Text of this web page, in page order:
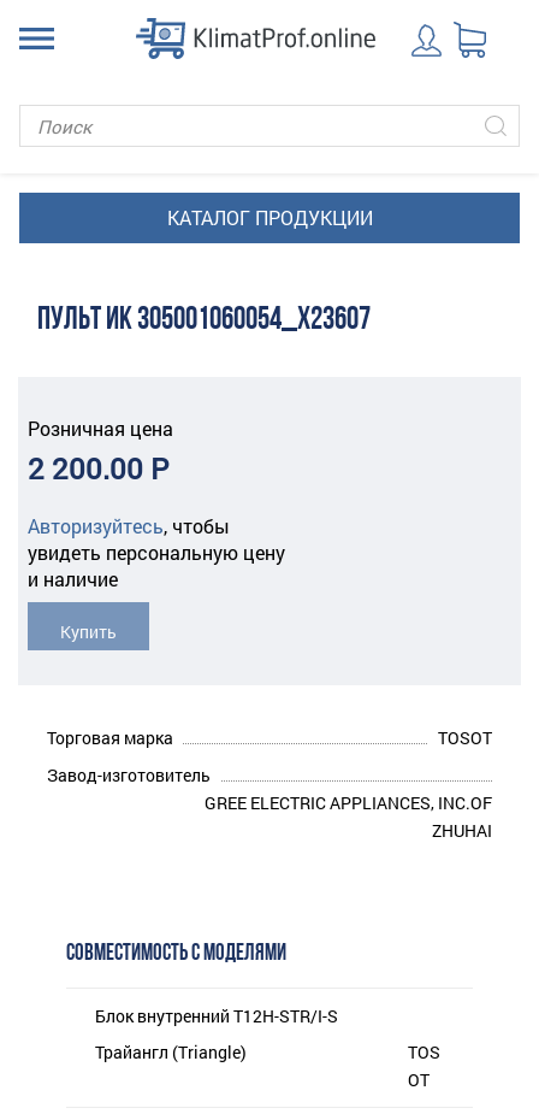
ПУЛЬТ ИК 305001060054_X23607
Розничная цена
2 200.00 Р
Авторизуйтесь, чтобы
увидеть персональную цену
и наличие
Купить
Торговая марка
TOSOT
Завод-изготовитель
GREE ELECTRIC APPLIANCES, INC.OF
ZHUHAI
СОВМЕСТИМОСТЬ С МОДЕЛЯМИ
Блок внутренний T12H-STR/I-S
TOS
OT
Трайангл (Triangle)